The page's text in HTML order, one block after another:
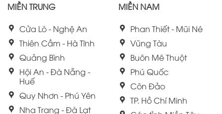
MIỀN TRUNG
Cửa Lò - Nghệ An
Thiên Cầm - Hà Tĩnh
Quảng Bình
Hội An - Đà Nẵng -
Huế
Quy Nhơn - Phú Yên
Nha Trang - Đà Lạt
MIỀN NAM
Phan Thiết - Mũi Né
Vũng Tàu
Buôn Mê Thuột
Phú Quốc
Côn Đảo
TP. Hồ Chí Minh